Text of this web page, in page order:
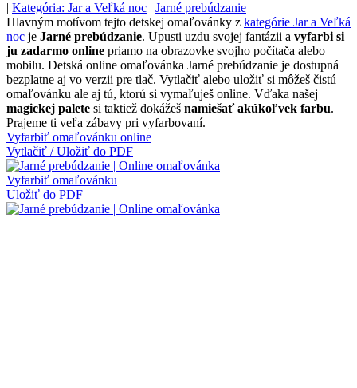
| Kategória: Jar a Veľká noc | Jarné prebúdzanie
Hlavným motívom tejto detskej omaľovánky z kategórie Jar a Veľká
noc je Jarné prebúdzanie. Upusti uzdu svojej fantázii a vyfarbi si
ju zadarmo online priamo na obrazovke svojho počítača alebo
mobilu. Detská online omaľovánka Jarné prebúdzanie je dostupná
bezplatne aj vo verzii pre tlač. Vytlačiť alebo uložiť si môžeš čistú
omaľovánku ale aj tú, ktorú si vymaľuješ online. Vďaka našej
magickej palete si taktiež dokážeš namiešať akúkoľvek farbu.
Prajeme ti veľa zábavy pri vyfarbovaní.
Vyfarbiť omaľovánku online
Vytlačiť / Uložiť do PDF
Vyfarbiť omaľovánku
Uložiť do PDF